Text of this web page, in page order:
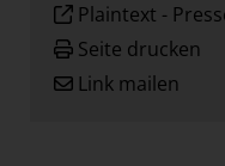
Plaintext -
Seite drucken
Link mailen